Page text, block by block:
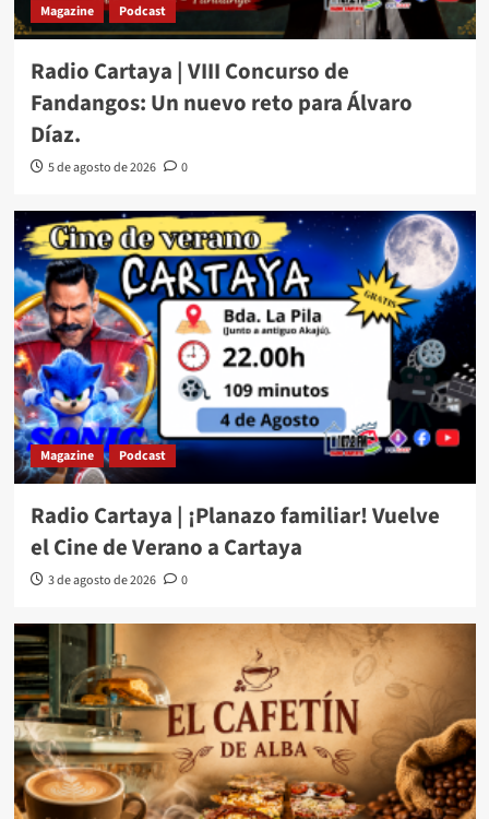
Magazine Podcast
Radio Cartaya | VIII Concurso de
Fandangos: Un nuevo reto para Álvaro
Díaz.
5 de agosto de 2026 0
Magazine Podcast
Radio Cartaya | ¡Planazo familiar! Vuelve
el Cine de Verano a Cartaya
3 de agosto de 2026 0